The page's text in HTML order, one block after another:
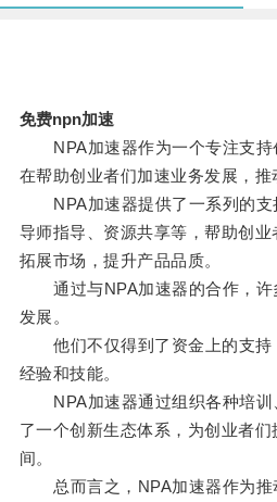
免费npn加速
NPA加速器作为一个专注支持
在帮助创业者们加速业务发展，推
NPA加速器提供了一系列的支
导师指导、资源共享等，帮助创业
拓展市场，提升产品品质。
通过与NPA加速器的合作，许
发展。
他们不仅得到了资金上的支持
经验和技能。
NPA加速器通过组织各种培训
了一个创新生态体系，为创业者
间。
总而言之，NPA加速器作为推